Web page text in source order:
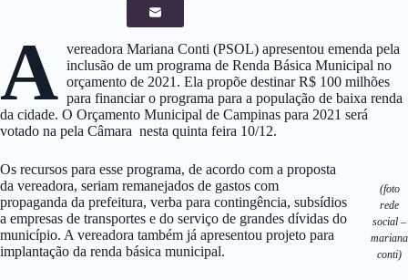
A vereadora Mariana Conti (PSOL) apresentou emenda pela
inclusão de um programa de Renda Básica Municipal no
orçamento de 2021. Ela propõe destinar R$ 100 milhões
para financiar o programa para a população de baixa renda
da cidade. O Orçamento Municipal de Campinas para 2021 será
votado na pela Câmara nesta quinta feira 10/12.
(foto
rede
social –
mariana
conti)
Os recursos para esse programa, de acordo com a proposta
da vereadora, seriam remanejados de gastos com
propaganda da prefeitura, verba para contingência, subsídios
a empresas de transportes e do serviço de grandes dívidas do
município. A vereadora também já apresentou projeto para
implantação da renda básica municipal.